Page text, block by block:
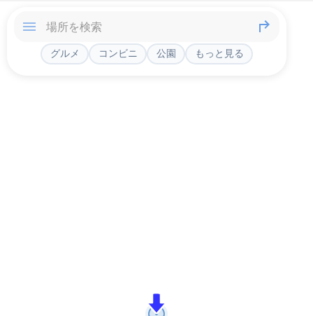
グルメ コンビニ 公園 もっと見る